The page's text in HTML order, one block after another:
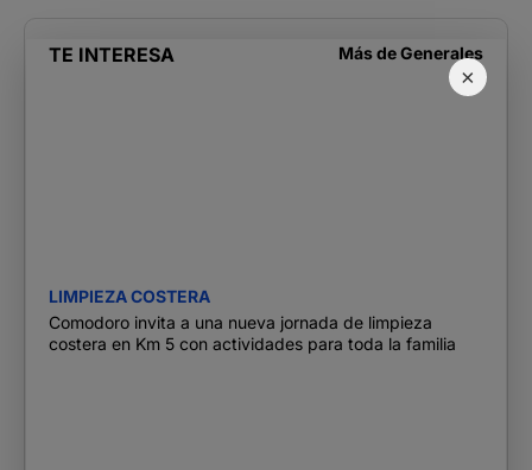
×
TE INTERESA Más deGenerales
LIMPIEZA COSTERA
Comodoro invita a una nueva jornada de limpieza
costera en Km 5 con actividades para toda la familia